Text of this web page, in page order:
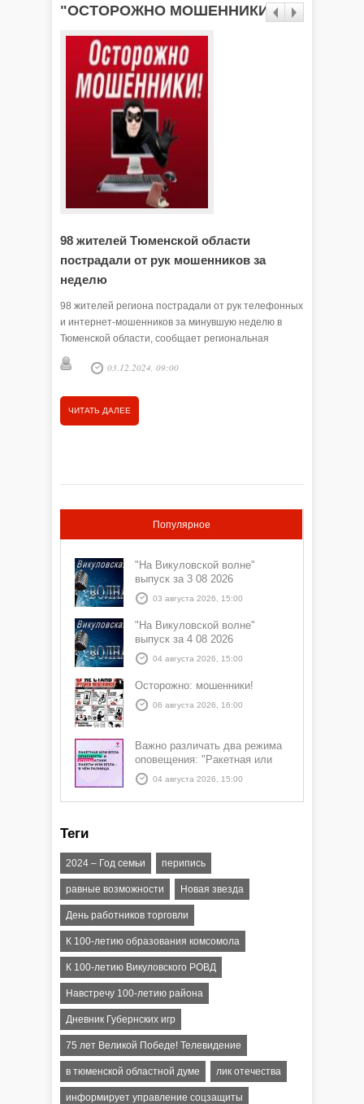
"ОСТОРОЖНО МОШЕННИКИ"
98 жителей Тюменской области
пострадали от рук мошенников за
неделю
98 жителей региона пострадали от рук телефонных
и интернет-мошенников за минувшую неделю в
Тюменской области, сообщает региональная
прокуратура.
03.12.2024, 09:00
ЧИТАТЬ ДАЛЕЕ
Популярное
"На Викуловской волне"
выпуск за 3 08 2026
03 августа 2026, 15:00
"На Викуловской волне"
выпуск за 4 08 2026
04 августа 2026, 15:00
Осторожно: мошенники!
06 августа 2026, 16:00
Важно различать два режима
оповещения: "Ракетная или
БПЛА опасность" и "Угроза
атаки ракеты или БПЛА"
04 августа 2026, 15:00
Теги
2024 – Год семьи перипись
равные возможности Новая звезда
День работников торговли
К 100-летию образования комсомола
К 100-летию Викуловского РОВД
Навстречу 100-летию района
Дневник Губернских игр
75 лет Великой Победе! Телевидение
в тюменской областной думе лик отечества
информирует управление соцзащиты